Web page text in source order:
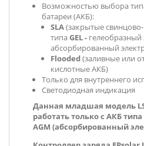
Возможностью выбора
батареи (АКБ):
SLA(закрытые
типаGEL - гелеобразный
абсорбированный
Flooded(заливные или
кислотные АКБ)
Только для внутреннего
Светодиодная индикация
Данная младшая модель
работатьтолько с АКБ типа
AGM (абсорбированный